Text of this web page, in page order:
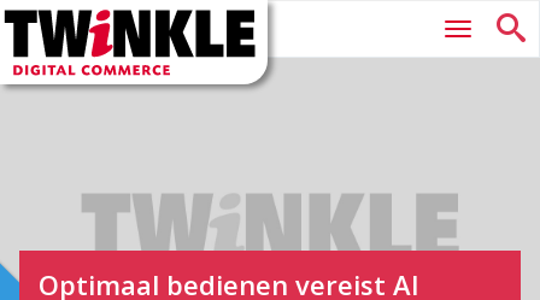
Twinkle
Digital
Commerce
Hoofdmenu
Optimaal bedienen vereist AI